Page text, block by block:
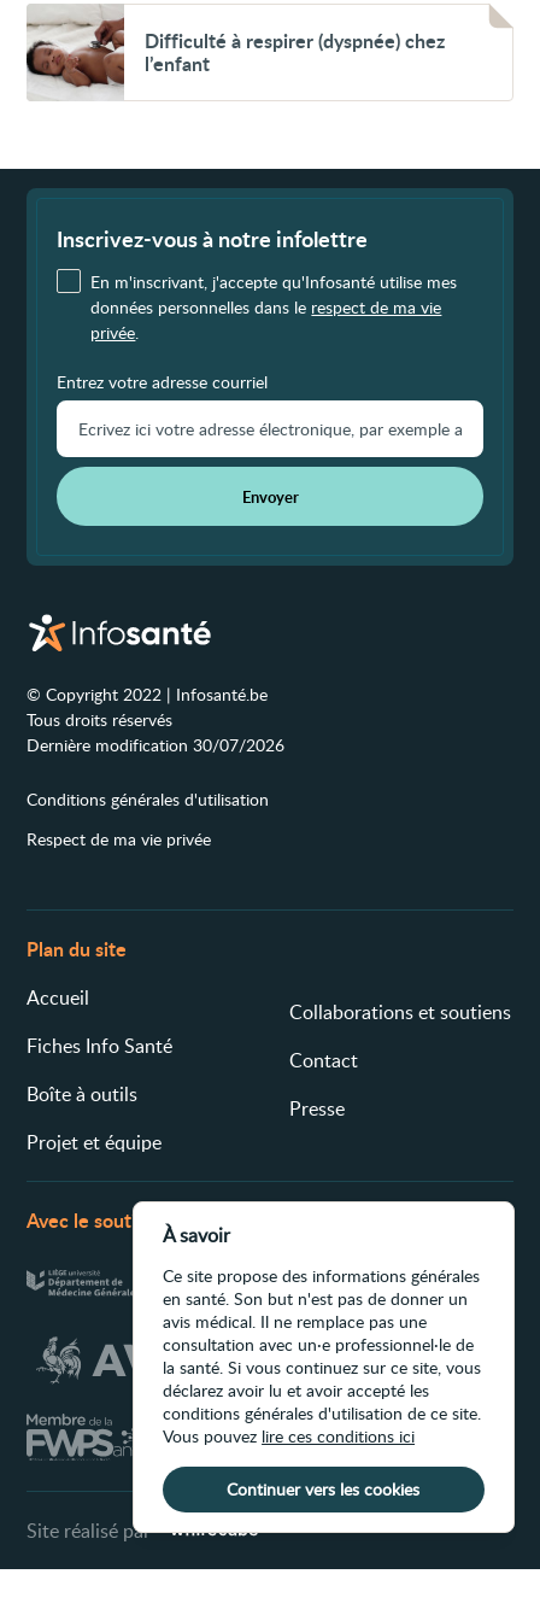
Voir
Difficulté
à
respirer
(dyspnée)
Difficulté à respirer (dyspnée) chez
l’enfant
Inscrivez-vous à notre infolettre
En m'inscrivant, j'accepte qu'Infosanté utilise mes
données personnelles dans le respect de ma vie
privée
Entrez votre adresse courriel
Envoyer
© Copyright 2022 | Infosanté.be
Tous droits réservés
Dernière modification 30/07/2026
Conditions générales d'utilisation
Respect de ma vie privée
Plan du site
Accueil
Fiches Info Santé
Boîte à outils
Projet et équipe
Collaborations et soutiens
Contact
Presse
Avec le soutien de
Site réalisé par
À savoir
Ce site propose des informations générales
en santé. Son but n'est pas de donner un
avis médical. Il ne remplace pas une
consultation avec un·e professionnel·le de
la santé. Si vous continuez sur ce site, vous
déclarez avoir lu et avoir accepté les
conditions générales d'utilisation de ce site.
Vous pouvez lire ces conditions ici
Continuer vers les cookies